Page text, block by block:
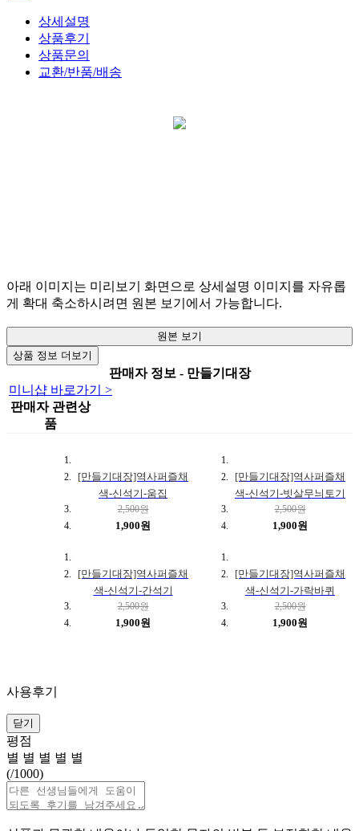
상세설명
상품후기
상품문의
교환/반품/배송
아래 이미지는 미리보기 화면으로 상세설명 이미지를 자유롭
게 확대 축소하시려면 원본 보기에서 가능합니다.
원본 보기
상품 정보 더보기
판매자 정보 - 만들기대장
미니샵 바로가기 >
판매자 관련상
품
[만들기대장]역사퍼즐채
색-신석기-움집
2,500원
1,900원
[만들기대장]역사퍼즐채
색-신석기-빗살무늬토기
2,500원
1,900원
[만들기대장]역사퍼즐채
색-신석기-간석기
2,500원
1,900원
[만들기대장]역사퍼즐채
색-신석기-가락바퀴
2,500원
1,900원
사용후기
닫기
평점
별 별 별 별 별
(/1000)